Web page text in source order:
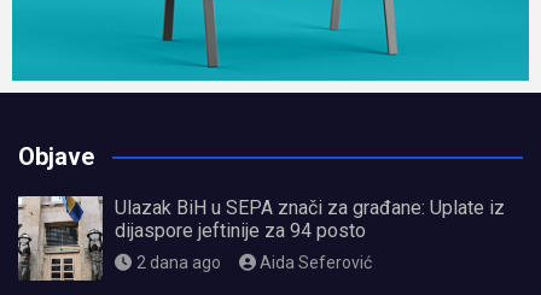
Objave
Ulazak BiH u SEPA znači za građane: Uplate iz
dijaspore jeftinije za 94 posto
2 dana ago Aida Seferović